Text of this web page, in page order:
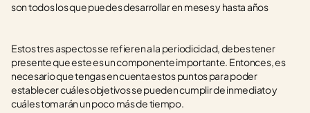
son todos los que puedes desarrollar en meses y hasta años
Estos tres aspectos se refieren a la periodicidad, debes tener
presente que este es un componente importante. Entonces, es
necesario que tengas en cuenta estos puntos para poder
establecer cuáles objetivos se pueden cumplir de inmediato y
cuáles tomarán un poco más de tiempo.